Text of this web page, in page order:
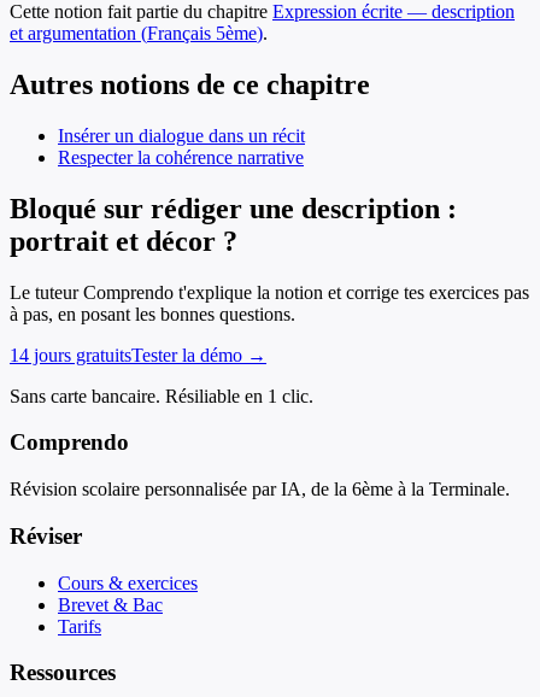
Cette notion fait partie du chapitre Expression écrite — description
et argumentation (Français 5ème).
Autres notions de ce chapitre
Insérer un dialogue dans un récit
Respecter la cohérence narrative
Bloqué sur rédiger une description :
portrait et décor ?
Le tuteur Comprendo t'explique la notion et corrige tes exercices pas
à pas, en posant les bonnes questions.
14 jours gratuitsTester la démo →
Sans carte bancaire. Résiliable en 1 clic.
Comprendo
Révision scolaire personnalisée par IA, de la 6ème à la Terminale.
Réviser
Cours & exercices
Brevet & Bac
Tarifs
Ressources